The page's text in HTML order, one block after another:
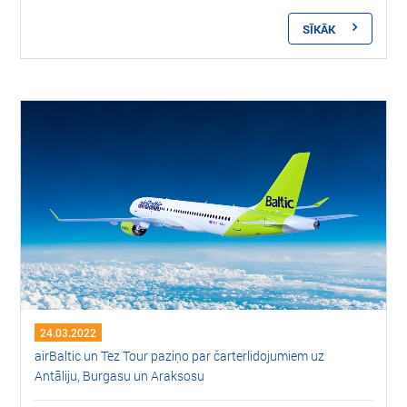
SĪKĀK
24.03.2022
airBaltic un Tez Tour paziņo par čarterlidojumiem uz
Antāliju, Burgasu un Araksosu